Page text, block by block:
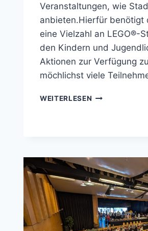
Veranstaltungen, wie
anbieten.Hierfür benötigt
eine Vielzahl an LEGO®-
den Kindern und
Aktionen zur Verfügung
möchlichst viele
WEITERLESEN